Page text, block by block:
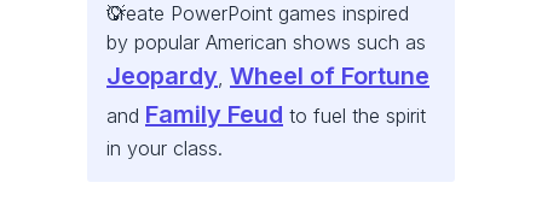
Create PowerPoint games inspired
by popular American shows such as
Jeopardy, Wheel of Fortune
and Family Feud to fuel the spirit
in your class.